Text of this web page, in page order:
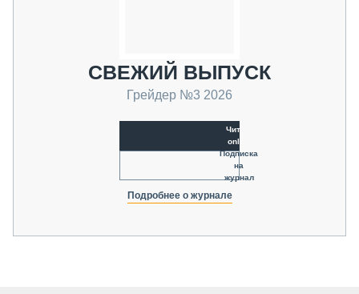
СВЕЖИЙ ВЫПУСК
Грейдер №3 2026
Читать
online
Подписка
на
журнал
Подробнее о журнале